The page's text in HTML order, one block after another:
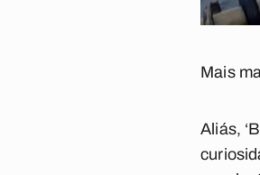
Mais
Aliás,